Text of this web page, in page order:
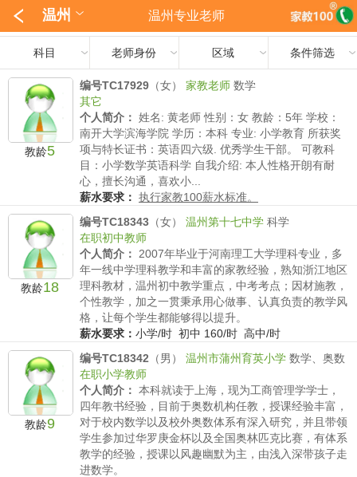
温州 温州专业老师
科目 老师身份 区域 条件筛选
教龄5
编号TC17929 （女） 家教老师 数学
其它
个人简介： 姓名: 黄老师 性别：女 教龄：5年 学校：
南开大学滨海学院 学历：本科 专业: 小学教育 所获奖
项与特长证书：英语四六级. 优秀学生干部。 可教科
目：小学数学英语科学 自我介绍: 本人性格开朗有耐
心，擅长沟通，喜欢小...
薪水要求： 执行家教100薪水标准。
教龄18
编号TC18343 （女） 温州第十七中学 科学
在职初中教师
个人简介：
2007年毕业于河南理工大学理科专业，多
年一线中学理科教学和丰富的家教经验，熟知浙江地区
理科教材，温州初中教学重点，中考考点；因材施教，
个性教学，加之一贯秉承用心做事、认真负责的教学风
格，让每个学生都能够得以提升。
薪水要求： 小学/时 初中 160/时 高中/时
教龄9
编号TC18342 （男） 温州市蒲州育英小学 数学、奥数
在职小学教师
个人简介： 本科就读于上海，现为工商管理学学士，
四年教书经验，目前于奥数机构任教，授课经验丰富，
对于校内数学以及校外奥数体系有深入研究，并且带领
学生参加过华罗庚金杯以及全国奥林匹克比赛，有体系
教学的经验，授课以风趣幽默为主，由浅入深带孩子走
进数学。